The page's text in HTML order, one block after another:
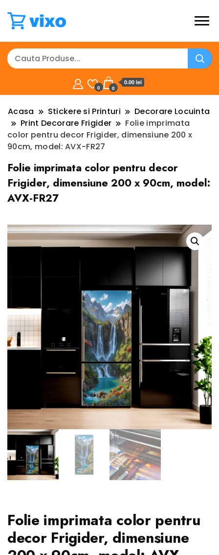
0 0
0.00 lei
Acasa Stickere si Printuri
Decorare Locuinta
Print Decorare Frigider
Folie imprimata
color pentru decor Frigider, dimensiune 200 x
90cm, model: AVX-FR27
Folie imprimata color pentru decor
Frigider, dimensiune 200 x 90cm, model:
AVX-FR27
Folie imprimata color pentru
decor Frigider, dimensiune